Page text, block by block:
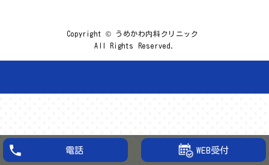
WEB受付
Copyright © うめかわ内科クリニック
All Rights Reserved.